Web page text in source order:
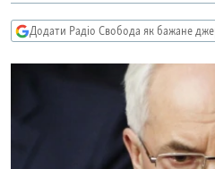
пошуку
СПОРТ
КРИМ.РЕАЛІЇ
ТИ ЯК?
КИТАЙ.ВИКЛИКИ
Додати Радіо Свобода як бажане